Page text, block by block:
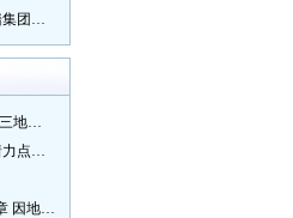
拿下鼎革奖、拉姆·查兰管理实践奖 安踏集团获企业管理权威奖项
经纬线·当全运会遇上大湾区：办一项跨三地的赛事有多硬核？
一习话·迈向“十五五”｜“把发展经济的着力点放在实体经济上”
《求是》杂志发表习近平总书记重要文章 因地制宜发展新质生产力